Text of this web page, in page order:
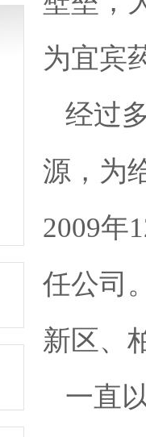
为宜宾
经过
源，为
2009年
任公司
新区、
一直